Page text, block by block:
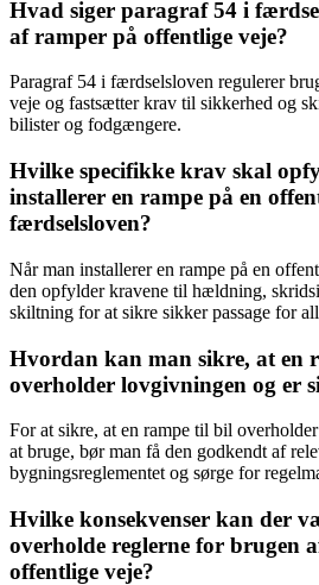
Hvad siger paragraf 54 i
af ramper på offentlige veje?
Paragraf 54 i færdselsloven regulerer
veje og fastsætter krav til sikkerhed og
bilister og fodgængere.
Hvilke specifikke krav skal
installerer en rampe på en
færdselsloven?
Når man installerer en rampe på en
den opfylder kravene til hældning,
skiltning for at sikre sikker passage for
Hvordan kan man sikre, at en
overholder lovgivningen og er
For at sikre, at en rampe til bil
at bruge, bør man få den godkendt af
bygningsreglementet og sørge for
Hvilke konsekvenser kan der
overholde reglerne for brugen
offentlige veje?